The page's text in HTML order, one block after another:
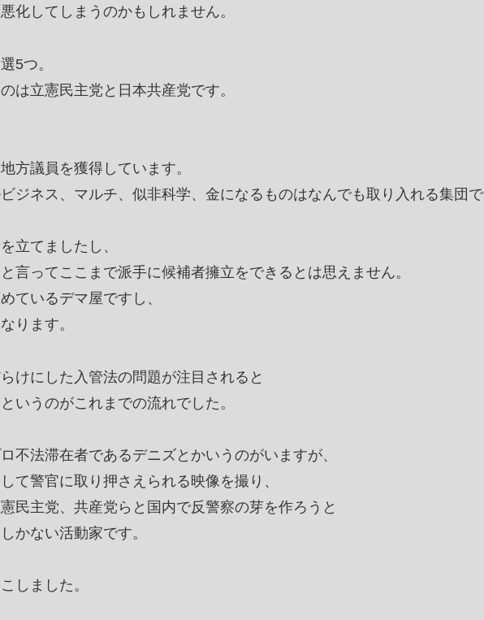
化してしまうのかもしれません。
5つ。
は立憲民主党と日本共産党です。
方議員を獲得しています。
ジネス、マルチ、似非科学、金になるものはなんでも取り入れる集団で
立てましたし、
言ってここまで派手に候補者擁立をできるとは思えません。
ているデマ屋ですし、
ります。
けにした入管法の問題が注目されると
いうのがこれまでの流れでした。
不法滞在者であるデニズとかいうのがいますが、
て警官に取り押さえられる映像を撮り、
民主党、共産党らと国内で反警察の芽を作ろうと
かない活動家です。
しました。